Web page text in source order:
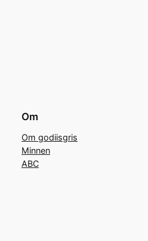
Om
Om godiisgris
Minnen
ABC